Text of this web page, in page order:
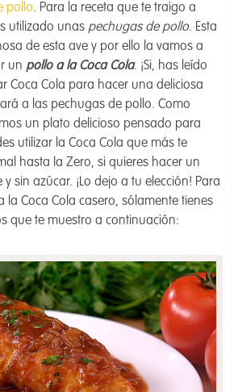
pollo. Para la receta que te traigo a
utilizado unas pechugas de pollo. Esta
de esta ave y por ello la vamos a
un pollo a la Coca Cola. ¡Si, has leído
Coca Cola para hacer una deliciosa
a las pechugas de pollo. Como
un plato delicioso pensado para
utilizar la Coca Cola que más te
hasta la Zero, si quieres hacer un
sin azúcar. ¡Lo dejo a tu elección! Para
la Coca Cola casero, sólamente tienes
que te muestro a continuación: